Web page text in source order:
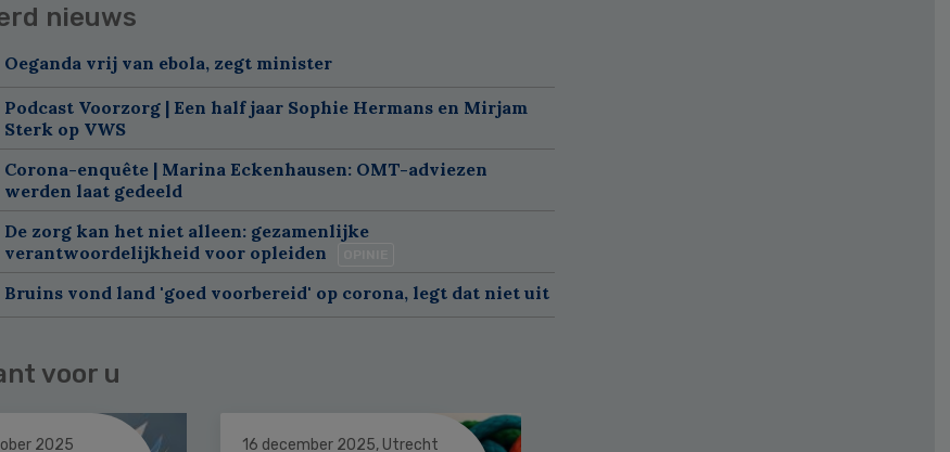
nieuws
Oeganda vrij van ebola, zegt minister
Podcast Voorzorg | Een half jaar Sophie Hermans en Mirjam
Sterk op VWS
Corona-enquête | Marina Eckenhausen: OMT-adviezen
werden laat gedeeld
De zorg kan het niet alleen: gezamenlijke
verantwoordelijkheid voor opleiden
Bruins vond land 'goed voorbereid' op corona, legt dat niet uit
voor u
2025 16 december 2025, Utrecht